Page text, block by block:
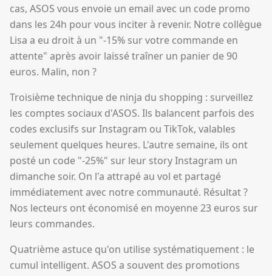
cas, ASOS vous envoie un email avec un code promo
dans les 24h pour vous inciter à revenir. Notre collègue
Lisa a eu droit à un "-15% sur votre commande en
attente" après avoir laissé traîner un panier de 90
euros. Malin, non ?
Troisième technique de ninja du shopping : surveillez
les comptes sociaux d'ASOS. Ils balancent parfois des
codes exclusifs sur Instagram ou TikTok, valables
seulement quelques heures. L'autre semaine, ils ont
posté un code "-25%" sur leur story Instagram un
dimanche soir. On l'a attrapé au vol et partagé
immédiatement avec notre communauté. Résultat ?
Nos lecteurs ont économisé en moyenne 23 euros sur
leurs commandes.
Quatrième astuce qu'on utilise systématiquement : le
cumul intelligent. ASOS a souvent des promotions